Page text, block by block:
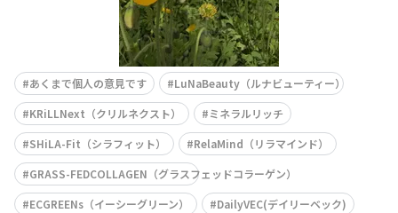
あくまで個人の意見です
LuNaBeauty（ルナビューティー）
KRiLLNext（クリルネクスト）
ミネラルリッチ
SHiLA-Fit（シラフィット）
RelaMind（リラマインド）
GRASS-FEDCOLLAGEN（グラスフェッドコラーゲン）
ECGREENs（イーシーグリーン）
DailyVEC(デイリーベック)